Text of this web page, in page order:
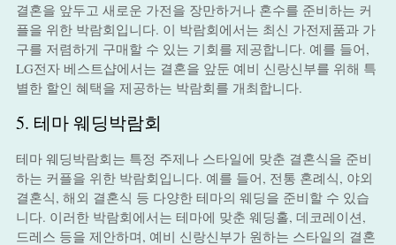
결혼을 앞두고 새로운 가전을 장만하거나 혼수를 준비하는 커
플을 위한 박람회입니다. 이 박람회에서는 최신 가전제품과 가
구를 저렴하게 구매할 수 있는 기회를 제공합니다. 예를 들어,
LG전자 베스트샵에서는 결혼을 앞둔 예비 신랑신부를 위해 특
별한 할인 혜택을 제공하는 박람회를 개최합니다.
5. 테마 웨딩박람회
테마 웨딩박람회는 특정 주제나 스타일에 맞춘 결혼식을 준비
하는 커플을 위한 박람회입니다. 예를 들어, 전통 혼례식, 야외
결혼식, 해외 결혼식 등 다양한 테마의 웨딩을 준비할 수 있습
니다. 이러한 박람회에서는 테마에 맞춘 웨딩홀, 데코레이션,
드레스 등을 제안하며, 예비 신랑신부가 원하는 스타일의 결혼